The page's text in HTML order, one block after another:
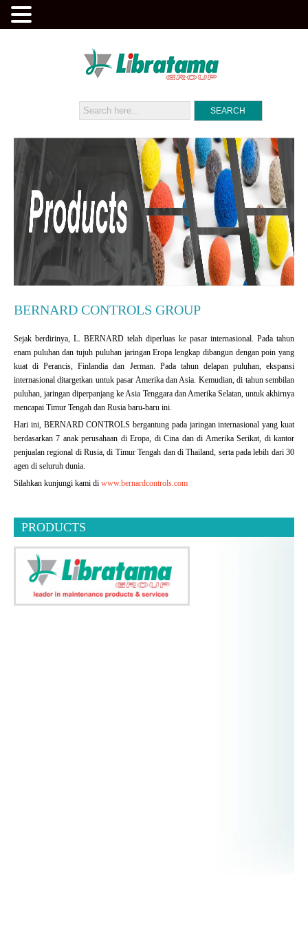
BERNARD CONTROLS GROUP
Sejak berdirinya, L. BERNARD telah diperluas ke pasar internasional. Pada tahun
enam puluhan dan tujuh puluhan jaringan Eropa lengkap dibangun dengan poin yang
kuat di Perancis, Finlandia dan Jerman. Pada tahun delapan puluhan, ekspansi
internasional ditargetkan untuk pasar Amerika dan Asia. Kemudian, di tahun sembilan
puluhan, jaringan diperpanjang ke Asia Tenggara dan Amerika Selatan, untuk akhirnya
mencapai Timur Tengah dan Rusia baru-baru ini.
Hari ini, BERNARD CONTROLS bergantung pada jaringan internasional yang kuat
berdasarkan 7 anak perusahaan di Eropa, di Cina dan di Amerika Serikat, di kantor
penjualan regional di Rusia, di Timur Tengah dan di Thailand, serta pada lebih dari 30
agen di seluruh dunia.
Silahkan kunjungi kami di www.bernardcontrols.com
PRODUCTS